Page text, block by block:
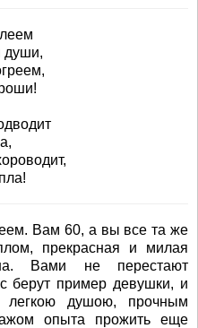
души,
Вам 60, а вы все та же
прекрасная и милая
Вами не перестают
берут пример девушки, и
душою, прочным
опыта прожить еще